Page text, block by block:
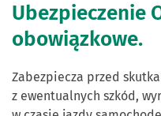
Ubezpieczenie
obowiązkowe.
Zabezpiecza przed
z ewentualnych szkód,